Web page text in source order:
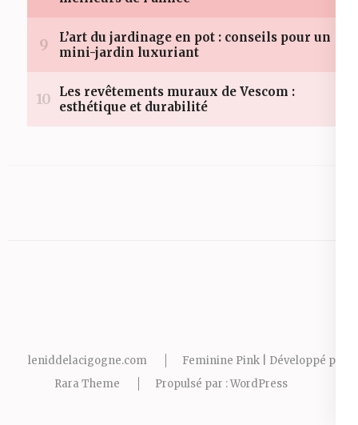
leniddelacigogne.com
Feminine Pink | Développé par
Rara Theme
Propulsé par :WordPress